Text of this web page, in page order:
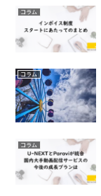
コラム
コラム
コラム